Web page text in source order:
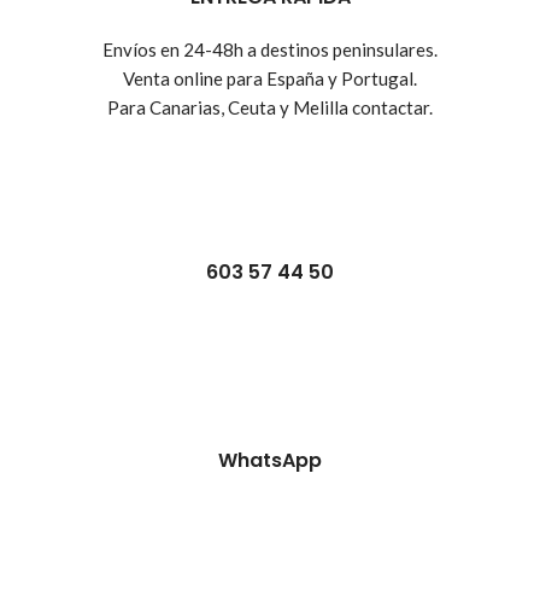
Envíos en 24-48h a destinos peninsulares.
Venta online para España y Portugal.
Para Canarias, Ceuta y Melilla contactar.
603 57 44 50
WhatsApp